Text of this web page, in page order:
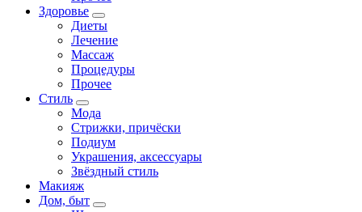
Здоровье
Диеты
Лечение
Массаж
Процедуры
Прочее
Стиль
Мода
Стрижки, причёски
Подиум
Украшения, аксессуары
Звёздный стиль
Макияж
Дом, быт